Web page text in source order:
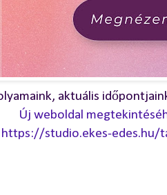
aktuális
Új weboldal
https://studio.ekes-edes.hu/